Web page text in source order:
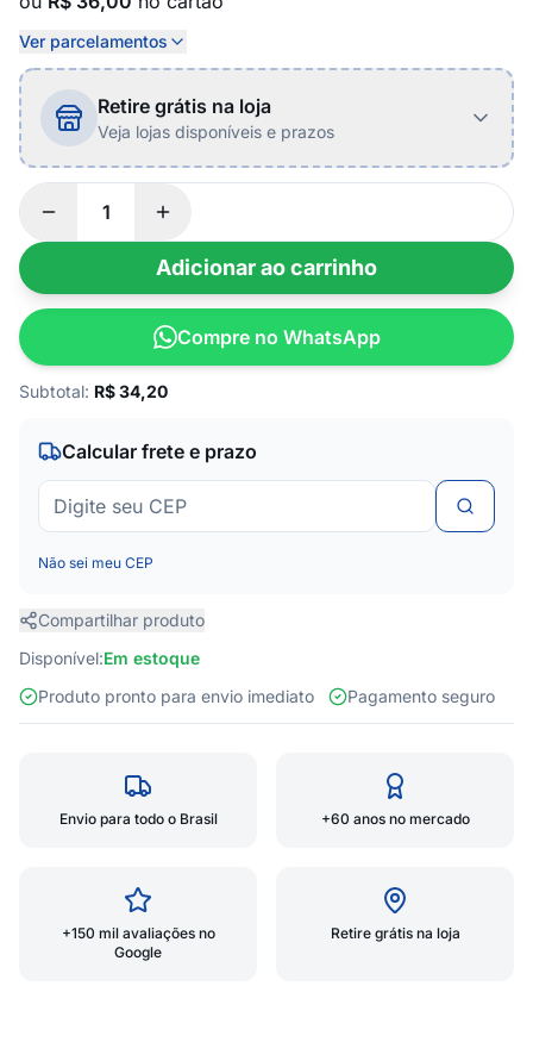
Ver parcelamentos
Retire grátis na loja
Veja lojas disponíveis e prazos
Adicionar ao carrinho
Compre no WhatsApp
Subtotal: R$34,20
Calcular frete e prazo
Não sei meu CEP
Compartilhar produto
Disponível:Em estoque
Produto pronto para envio imediato
Pagamento seguro
Envio para todo o Brasil +60 anos no mercado
+150 mil avaliações no
Google
Retire grátis na loja